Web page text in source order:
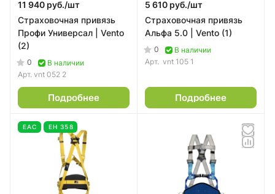
11 940 руб./шт
Страховочная привязь
Профи Универсал | Vento
(2)
0
В наличии
Арт. vnt 052 2
Подробнее
5 610 руб./шт
Страховочная привязь
Альфа 5.0 | Vento (1)
0
В наличии
Арт. vnt 105 1
Подробнее
EAC ЕН 358